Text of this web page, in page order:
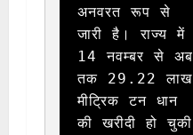
अनवरत रूप से
जारी है। राज्य में
14 नवम्बर से अब
तक 29.22 लाख
मीट्रिक टन धान
की खरीदी हो चुकी